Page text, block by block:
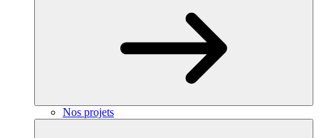
Nos projets